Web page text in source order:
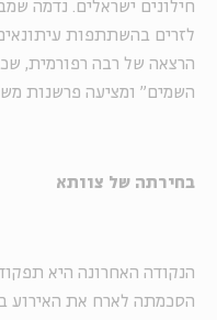
חילונים ישראלים. נדמה
לזרים בהשתתפות
הרצאה של רבה רפורמית,
השמים" ומציעה פרשנות
בחירתה של צוותא
הנקודה האחרונה היא
הסכמתה לארח את האירוע